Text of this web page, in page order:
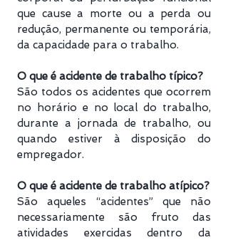
que cause a morte ou a perda ou
redução, permanente ou temporária,
da capacidade para o trabalho.
O que é acidente de trabalho típico?
São todos os acidentes que ocorrem
no horário e no local do trabalho,
durante a jornada de trabalho, ou
quando estiver à disposição do
empregador.
O que é acidente de trabalho atípico?
São aqueles “acidentes” que não
necessariamente são fruto das
atividades exercidas dentro da